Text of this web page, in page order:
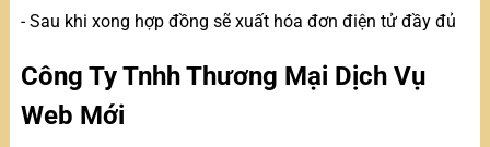
- Sau khi xong hợp đồng sẽ xuất hóa đơn điện tử đầy đủ
Công Ty Tnhh Thương Mại Dịch Vụ
Web Mới